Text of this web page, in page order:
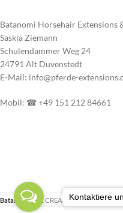
Batanomi Horsehair Extensions
Saskia Ziemann
Schulendammer Weg 24
24791 Alt Duvenstedt
E-Mail: info@pferde-
Mobil: ☎ +49 151 212 84661
Batanomi2021 CREATED BYIT SHmade
Kontaktiere